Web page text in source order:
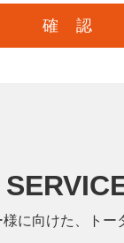
る指針その他の規
用目的の達成に
に向けた、ト